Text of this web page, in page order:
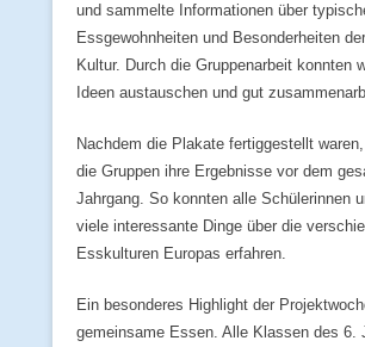
und sammelte Informationen über
Essgewohnheiten und Besonderheiten
Kultur. Durch die Gruppenarbeit konnten
Ideen austauschen und gut
Nachdem die Plakate fertiggestellt
die Gruppen ihre Ergebnisse vor dem
Jahrgang. So konnten alle Schülerinnen
viele interessante Dinge über die
Esskulturen Europas erfahren.
Ein besonderes Highlight der
gemeinsame Essen. Alle Klassen des 6.